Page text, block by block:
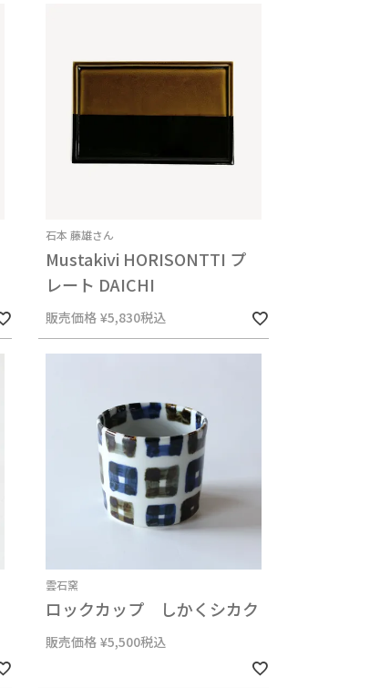
石本 藤雄さん
Mustakivi HORISONTTI プ
レート DAICHI
販売価格 ¥5,830税込
雲石窯
ロックカップ しかくシカク
販売価格 ¥5,500税込